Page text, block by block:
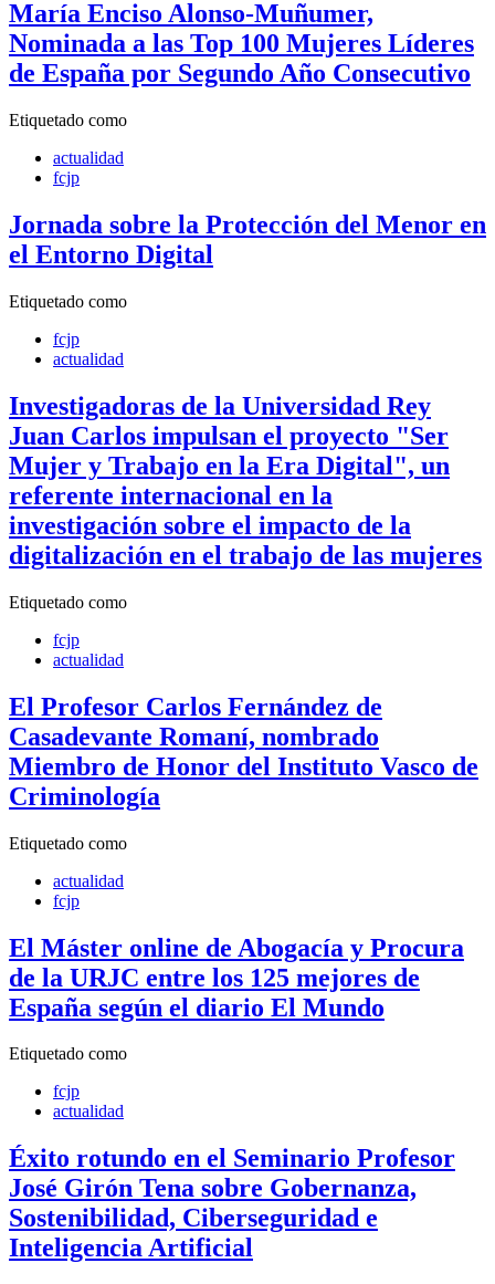
María Enciso Alonso-Muñumer,
Nominada a las Top 100 Mujeres Líderes
de España por Segundo Año Consecutivo
Etiquetado como
actualidad
fcjp
Jornada sobre la Protección del Menor en
el Entorno Digital
Etiquetado como
fcjp
actualidad
Investigadoras de la Universidad Rey
Juan Carlos impulsan el proyecto "Ser
Mujer y Trabajo en la Era Digital", un
referente internacional en la
investigación sobre el impacto de la
digitalización en el trabajo de las mujeres
Etiquetado como
fcjp
actualidad
El Profesor Carlos Fernández de
Casadevante Romaní, nombrado
Miembro de Honor del Instituto Vasco de
Criminología
Etiquetado como
actualidad
fcjp
El Máster online de Abogacía y Procura
de la URJC entre los 125 mejores de
España según el diario El Mundo
Etiquetado como
fcjp
actualidad
Éxito rotundo en el Seminario Profesor
José Girón Tena sobre Gobernanza,
Sostenibilidad, Ciberseguridad e
Inteligencia Artificial